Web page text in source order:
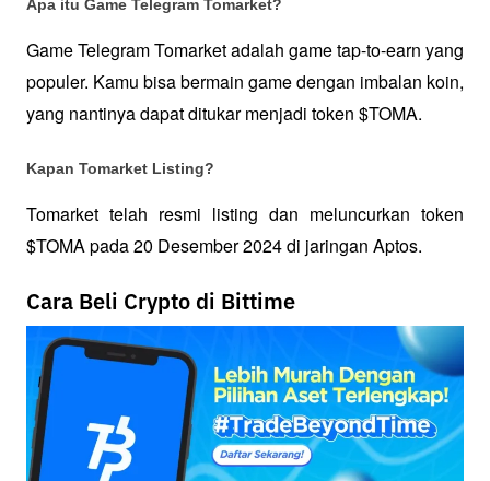
Apa itu Game Telegram Tomarket?
Game Telegram Tomarket adalah game tap-to-earn yang
populer. Kamu bisa bermain game dengan imbalan koin,
yang nantinya dapat ditukar menjadi token $TOMA.
Kapan Tomarket Listing?
Tomarket telah resmi listing dan meluncurkan token
$TOMA pada 20 Desember 2024 di jaringan Aptos.
Cara Beli Crypto di Bittime